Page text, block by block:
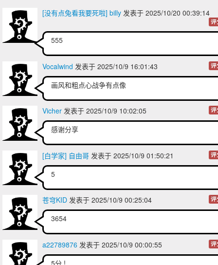
[没有点兔看我要死啦] billy 发表于 2025/10/20 00:39:14
评
555
Vocalwind 发表于 2025/10/9 16:01:43 评
画风和粗点心战争有点像
Vicher 发表于 2025/10/9 10:02:05 评
感谢分享
[白学家] 自由哥 发表于 2025/10/9 01:50:21 评
5
苍穹KID 发表于 2025/10/9 00:25:04 评
3654
a22789876 发表于 2025/10/9 00:00:55 评
5分 !